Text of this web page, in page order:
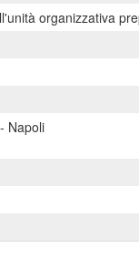
organizzativa
Napoli